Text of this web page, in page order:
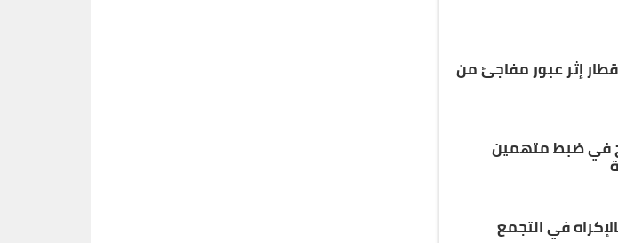
إثر عبور مفاجئ من
في ضبط متهمين